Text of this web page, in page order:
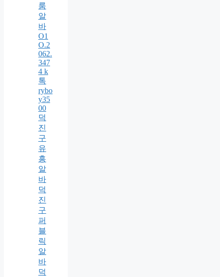
룸
알
바
O1
O.2
062.
347
4 k
톡
rybo
y35
00
덕
진
구
유
흥
알
바
덕
진
구
퍼
블
릭
알
바
덕